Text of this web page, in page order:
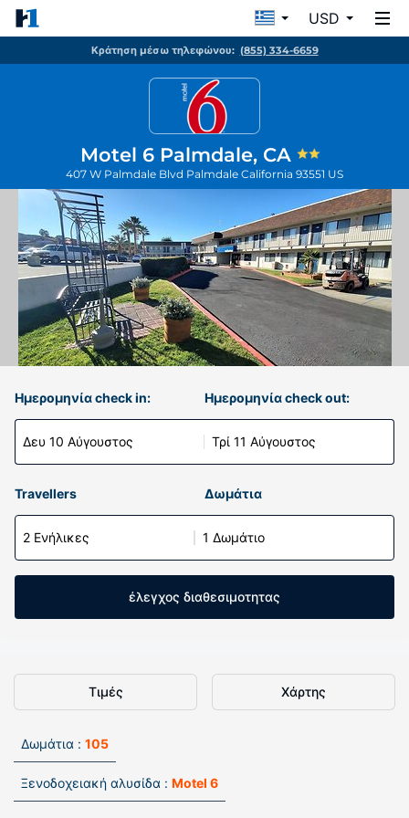
USD
Κράτηση μέσω τηλεφώνου: (855) 334-6659
Motel 6 Palmdale, CA
407 W Palmdale Blvd Palmdale California 93551 US
Ημερομηνία check in:
Δευ 10 Αύγουστος
Ημερομηνία check out:
Τρί 11 Αύγουστος
Travellers Δωμάτια
2 Ενήλικες 1 Δωμάτιο
έλεγχος διαθεσιμοτητας
Τιμές Χάρτης
Δωμάτια : 105
Ξενοδοχειακή αλυσίδα : Motel 6